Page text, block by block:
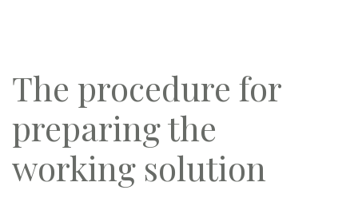
The procedure for
preparing the
working solution